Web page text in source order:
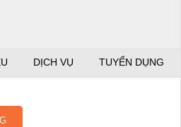
DỊCH VỤ TUYỂN DỤNG